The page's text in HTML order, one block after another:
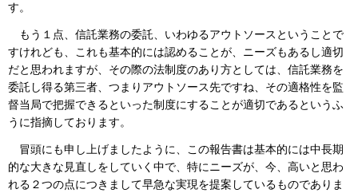
す。
もう１点、信託業務の委託、いわゆるアウトソースということで
すけれども、これも基本的には認めることが、ニーズもあるし適切
だと思われますが、その際の法制度のあり方としては、信託業務を
委託し得る第三者、つまりアウトソース先ですね、その適格性を監
督当局で把握できるといった制度にすることが適切であるというふ
うに指摘しております。
冒頭にも申し上げましたように、この報告書は基本的には中長期
的な大きな見直しをしていく中で、特にニーズが、今、高いと思わ
れる２つの点につきまして早急な実現を提案しているものでありま